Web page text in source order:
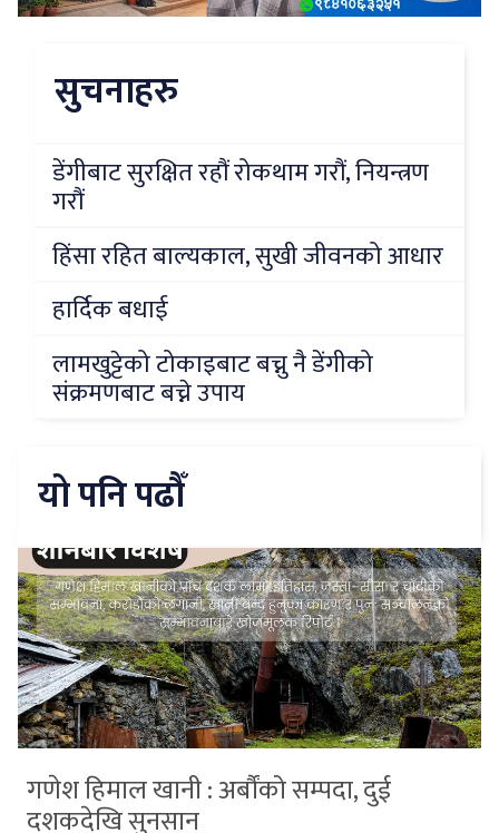
सुचनाहरु
डेंगीबाट सुरक्षित रहौं रोकथाम गरौं, नियन्त्रण
गरौं
हिंसा रहित बाल्यकाल, सुखी जीवनको आधार
हार्दिक बधाई
लामखुट्टेको टोकाइबाट बच्नु नै डेंगीको
संक्रमणबाट बच्ने उपाय
यो पनि पढौँ
गणेश हिमाल खानी : अर्बौंको सम्पदा, दुई
दशकदेखि सुनसान